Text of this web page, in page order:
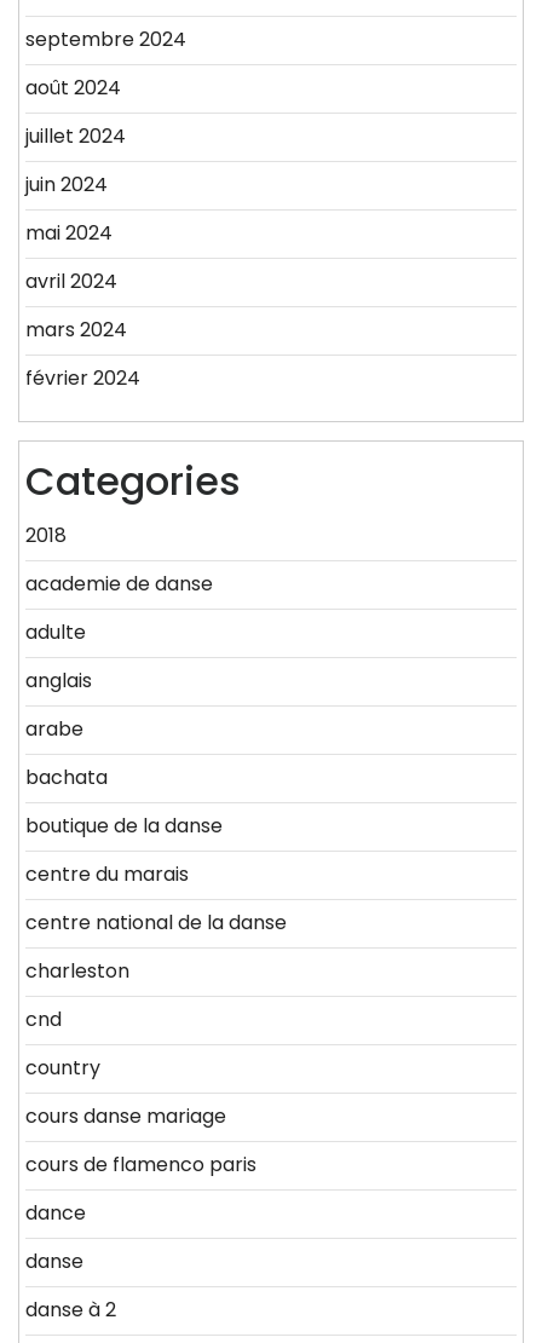
septembre 2024
août 2024
juillet 2024
juin 2024
mai 2024
avril 2024
mars 2024
février 2024
Categories
2018
academie de danse
adulte
anglais
arabe
bachata
boutique de la danse
centre du marais
centre national de la danse
charleston
cnd
country
cours danse mariage
cours de flamenco paris
dance
danse
danse à 2